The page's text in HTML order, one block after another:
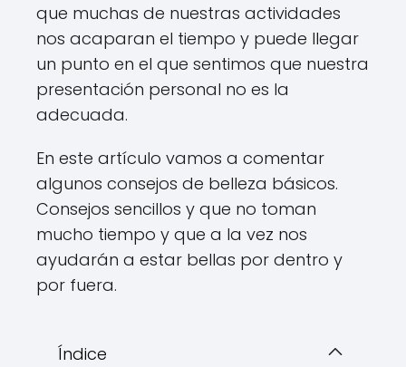
que muchas de nuestras actividades
nos acaparan el tiempo y puede llegar
un punto en el que sentimos que nuestra
presentación personal no es la
adecuada.
En este artículo vamos a comentar
algunos consejos de belleza básicos.
Consejos sencillos y que no toman
mucho tiempo y que a la vez nos
ayudarán a estar bellas por dentro y
por fuera.
Índice